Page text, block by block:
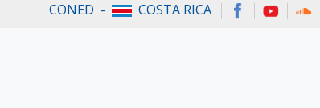
CONED - COSTA RICA